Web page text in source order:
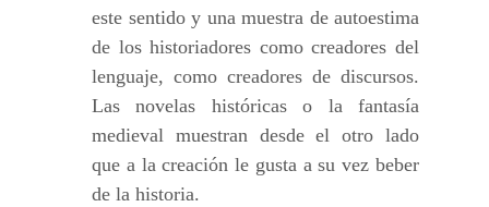
este sentido y una muestra de autoestima
de los historiadores como creadores del
lenguaje, como creadores de discursos.
Las novelas históricas o la fantasía
medieval muestran desde el otro lado
que a la creación le gusta a su vez beber
de la historia.